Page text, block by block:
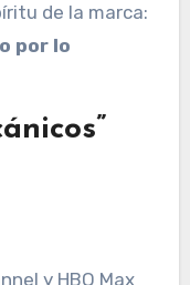
de la marca:
por lo
y HBO Max